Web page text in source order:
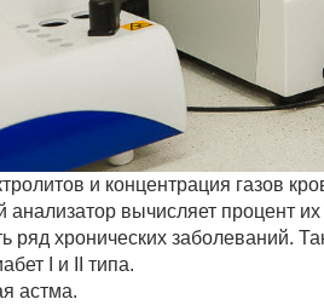
и концентрация газов
анализатор вычисляет процент
ряд хронических заболеваний.
I и II типа.
астма.